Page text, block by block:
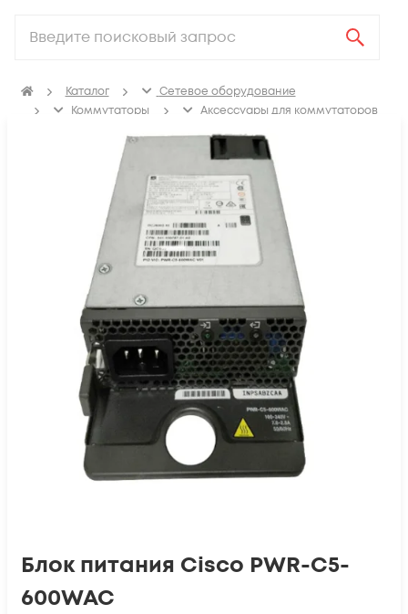
Каталог
Сетевое оборудование
Коммутаторы
Аксессуары для коммутаторов
Блок питания Cisco PWR-C5-
600WAC